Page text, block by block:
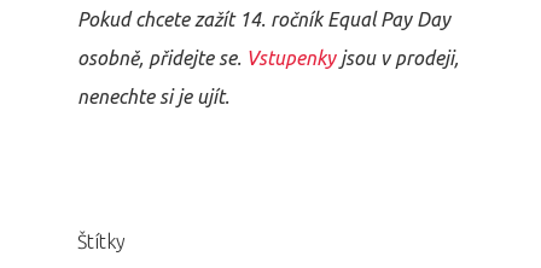
Pokud chcete zažít 14. ročník Equal Pay Day
osobně, přidejte se. Vstupenky jsou v prodeji,
nenechte si je ujít.
Štítky